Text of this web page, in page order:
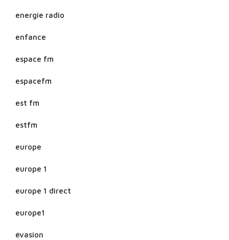
energie radio
enfance
espace fm
espacefm
est fm
estfm
europe
europe 1
europe 1 direct
europe1
évasion